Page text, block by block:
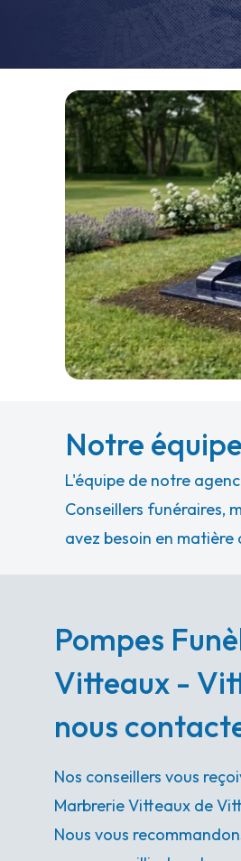
Notre
L'équipe de notre
Conseillers funéraires,
avez besoin en matière
Pompes
Vitteaux -
nous
Nos conseillers vous
Marbrerie Vitteaux de
Nous vous